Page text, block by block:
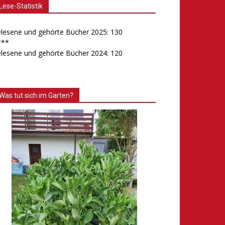
Lese-Statistik
und gehörte Bücher 2025: 130
und gehörte Bücher 2024: 120
tut sich im Garten?